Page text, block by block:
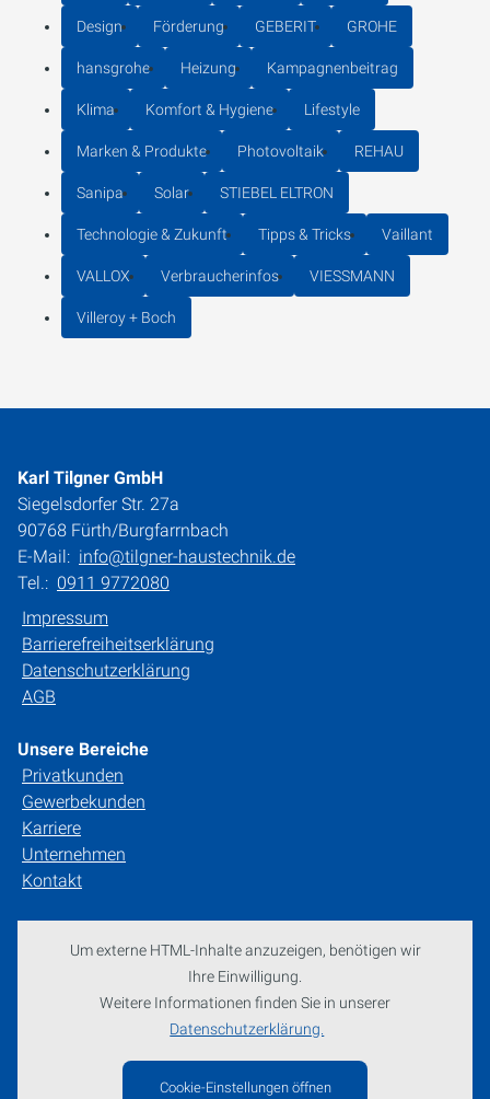
Design Förderung GEBERIT GROHE
hansgrohe Heizung Kampagnenbeitrag
Klima Komfort & Hygiene Lifestyle
Marken & Produkte Photovoltaik REHAU
Sanipa Solar STIEBEL ELTRON
Technologie & Zukunft Tipps & Tricks Vaillant
VALLOX Verbraucherinfos VIESSMANN
Villeroy + Boch
Karl Tilgner GmbH
Siegelsdorfer Str. 27a
90768 Fürth/Burgfarrnbach
E-Mail: info@tilgner-haustechnik.de
Tel.: 0911 9772080
Impressum
Barrierefreiheitserklärung
Datenschutzerklärung
AGB
Unsere Bereiche
Privatkunden
Gewerbekunden
Karriere
Unternehmen
Kontakt
Um externe HTML-Inhalte anzuzeigen, benötigen wir
Ihre Einwilligung.
Weitere Informationen finden Sie in unserer
Datenschutzerklärung.
Cookie-Einstellungen öffnen